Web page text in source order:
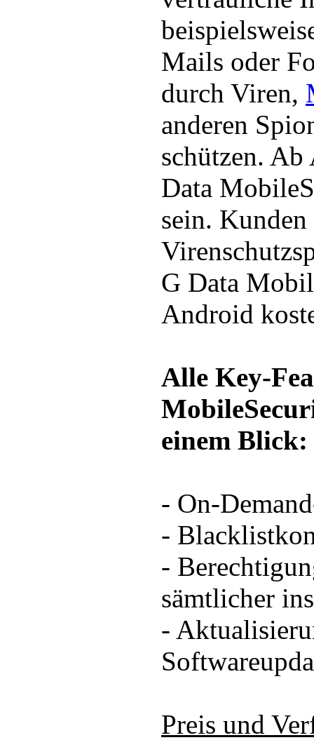
Mails oder
durch Viren,
anderen
schützen.
Data
sein. Kunden
G Data
Android
Alle Key-
einem Blick:
- On-
-
-
sämtlicher
-
Preis und